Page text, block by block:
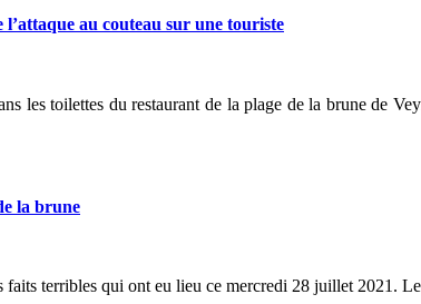
au couteau sur une touriste
les toilettes du restaurant de la plage de la brune de
la brune
terribles qui ont eu lieu ce mercredi 28 juillet 2021.